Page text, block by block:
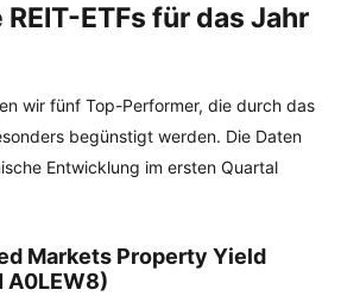
ETFs für das Jahr
wir fünf Top-Performer, die durch das
begünstigt werden. Die Daten
Entwicklung im ersten Quartal
Markets Property Yield
A0LEW8)